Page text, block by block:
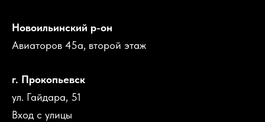
Новоильинский р-он
Авиаторов 45а, второй этаж
г. Прокопьевск
ул. Гайдара, 51
Вход с улицы